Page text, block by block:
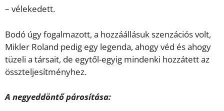
– vélekedett.
Bodó úgy fogalmazott, a hozzáállásuk szenzációs volt,
Mikler Roland pedig egy legenda, ahogy véd és ahogy
tüzeli a társait, de egytől-egyig mindenki hozzátett az
összteljesítményhez.
A negyeddöntő párosítása: